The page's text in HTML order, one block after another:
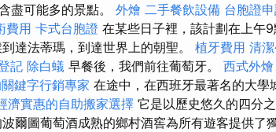
盡可能多的景點。 外燴 二手餐飲設備 台胞證
費用 卡式台胞證 在某些日子裡，該計劃在上午
達法蒂瑪，到達世界上的朝聖。 植牙費用 清
記 除白蟻 早餐後，我們前往葡萄牙。 西式外燴
鍵字行銷專家 在途中，在西班牙最著名的大學
濟實惠的自助搬家選擇 它是以歷史悠久的四分
爾圖葡萄酒成熟的鄉村酒窖為所有遊客提供了